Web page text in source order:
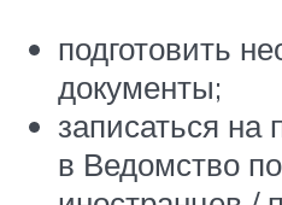
подготовить
документы;
записаться на
в Ведомство